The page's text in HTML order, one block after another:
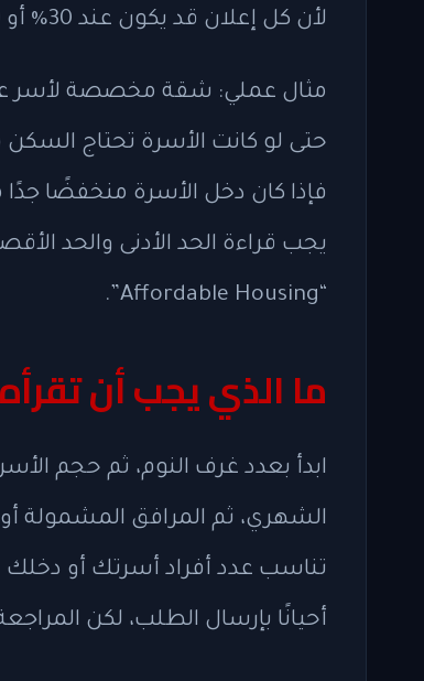
لأن كل إعلان قد يكون عند 30% أو 50% أو 80% أو 130% أو نسبة أخرى من AMI.
حتى لو كانت الأسرة تحتاج السكن
فإذا كان دخل الأسرة منخفضًا جدًا
يجب قراءة الحد الأدنى والحد
“Affordable Housing”.
ما الذي يجب أن
ابدأ بعدد غرف النوم، ثم حجم
الشهري، ثم المرافق المشمولة
تناسب عدد أفراد أسرتك أو
أحيانًا بإرسال الطلب، لكن